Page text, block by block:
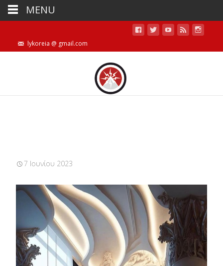
lykoreia @ gmail.com
7 Ιουνίου 2023
MENU